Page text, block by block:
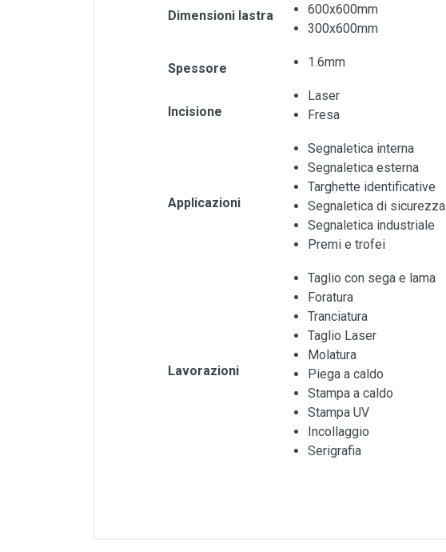
Dimensioni lastra
600x600mm
300x600mm
Spessore 1.6mm
Incisione
Laser
Fresa
Applicazioni
Segnaletica interna
Segnaletica esterna
Targhette identificative
Segnaletica di sicurezza
Segnaletica industriale
Premi e trofei
Lavorazioni
Taglio con sega e lama
Foratura
Tranciatura
Taglio Laser
Molatura
Piega a caldo
Stampa a caldo
Stampa UV
Incollaggio
Serigrafia